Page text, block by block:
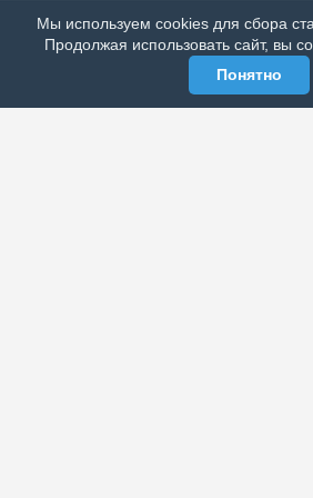
МЫ В СОЦСЕТЯХ
Мы используем cookies для сбора
Продолжая использовать сайт, вы
Понятно